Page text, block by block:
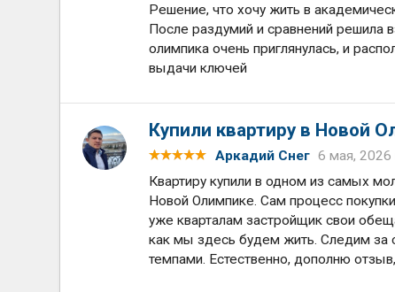
Решение, что хочу жить в
После раздумий и сравнений решила
олимпика очень приглянулась, и
выдачи ключей
Купили квартиру в Новой
Аркадий Снег 6 мая, 2026
Квартиру купили в одном из самых
Новой Олимпике. Сам процесс
уже кварталам застройщик свои
как мы здесь будем жить. Следим за
темпами. Естественно, дополню